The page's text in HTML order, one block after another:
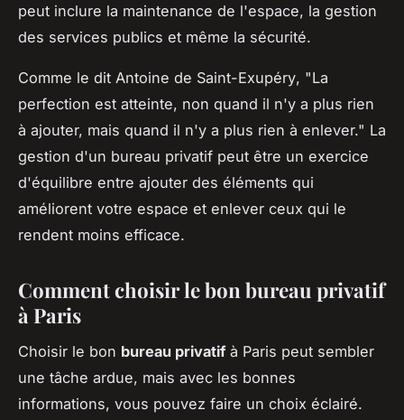
peut inclure la maintenance de l'espace, la gestion
des services publics et même la sécurité.
Comme le dit Antoine de Saint-Exupéry, "La
perfection est atteinte, non quand il n'y a plus rien
à ajouter, mais quand il n'y a plus rien à enlever." La
gestion d'un bureau privatif peut être un exercice
d'équilibre entre ajouter des éléments qui
améliorent votre espace et enlever ceux qui le
rendent moins efficace.
Comment choisir le bon bureau privatif
à Paris
Choisir le bon bureau privatifà Paris peut sembler
une tâche ardue, mais avec les bonnes
informations, vous pouvez faire un choix éclairé.